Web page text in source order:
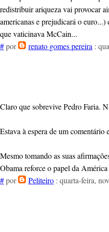
redistribuir ariqueza vai provocar
americanas e prejudicará o euro...)
que vaticinava McCain...
#por renato gomes pereira :
Claro que sobrevive Pedro Faria.
Estava à espera de um
Mesmo tomando as suas
Obama reforce o papel da
#por Peliteiro : quarta-feira,